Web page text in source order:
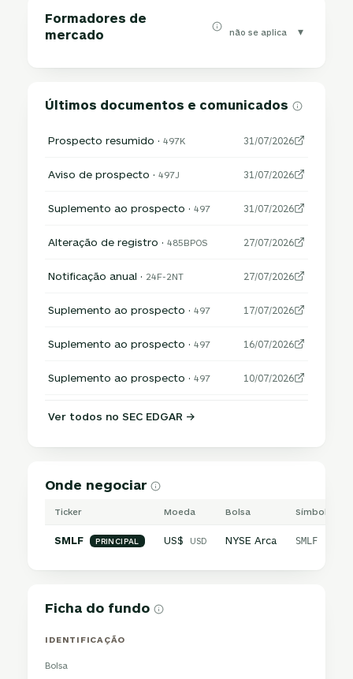
Formadores de
mercado
não se aplica ▾
Últimos documentos e comunicados
Prospecto resumido ·497K 31/07/2026
Aviso de prospecto ·497J 31/07/2026
Suplemento ao prospecto ·497 31/07/2026
Alteração de registro ·485BPOS 27/07/2026
Notificação anual · 24F-2NT 27/07/2026
Suplemento ao prospecto ·497 17/07/2026
Suplemento ao prospecto ·497 16/07/2026
Suplemento ao prospecto ·497 10/07/2026
Ver todos no SEC EDGAR →
Onde negociar
Ticker Moeda Bolsa Símbolo
SMLF PRINCIPAL US$ USD NYSE Arca SMLF
Ficha do fundo
IDENTIFICAÇÃO
Bolsa